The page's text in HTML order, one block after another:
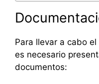
Para llevar a cabo
es necesario
documentos: